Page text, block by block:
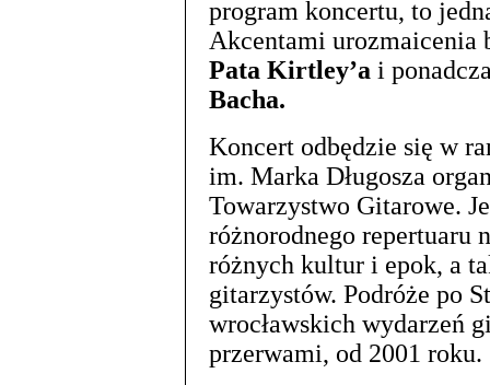
program koncertu, to
Akcentami urozmaicenia
Pata Kirtley’a i
Bacha.
Koncert odbędzie się w
im. Marka Długosza
Towarzystwo Gitarowe.
różnorodnego repertuaru
różnych kultur i epok, a
gitarzystów. Podróże po
wrocławskich wydarzeń
przerwami, od 2001 roku.